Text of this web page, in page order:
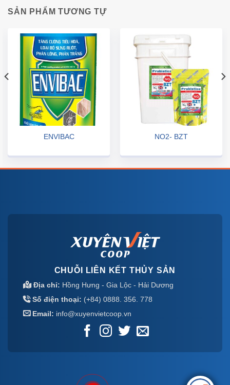
SẢN PHẨM TƯƠNG TỰ
ENVIBAC NO2- BZT
CHUỖI LIÊN KẾT THỦY SẢN
Địa chỉ: Hồng Hưng - Gia Lộc - Hải Dương
Số điện thoại: (+84) 0888. 356. 778
Email: info@xuyenvietcoop.vn